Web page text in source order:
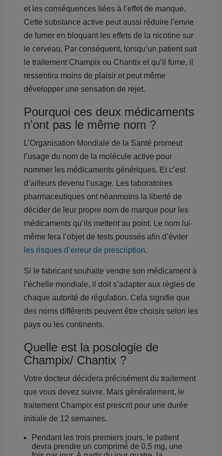
et les conséquences liées à l’effet de manque.
Cette substance active peut aussi réduire l’envie
de fumer en bloquant les effets de la nicotine sur
le cerveau. Par conséquent, lorsqu’un patient suit
le traitement Champix ou Chantix et qu’il fume, il
ressentira moins de plaisir et peut même
développer une sensation de rejet.
Pourquoi ces deux médicaments
n’ont pas le même nom ?
L’Organisation Mondiale de la Santé promeut
l’usage du nom de la molécule active pour
nommer les médicaments génériques. Et c’est
d’ailleurs devenu l’usage. Les laboratoires
pharmaceutiques ont néanmoins la liberté de
décider de leur propre nom de marque pour les
médicaments qu’ils mettent au point. Le nom lui-
même fera l’objet de tests poussés afin d’éviter
les risques d’erreur de prescription.
Si le fabricant souhaite vendre son médicament à
l’échelle mondiale, il doit s’adapter aux règles de
chaque autorité de régulation. Cela signifie que
des noms différents peuvent être choisis selon les
pays ou les continents.
Quelle est la posologie de
Champix/ Chantix ?
Votre docteur décidera précisément du traitement
que vous devez suivre. Mais généralement, le
traitement Champix est prescrit pour une durée
initiale de 12 semaines.
Pendant les trois premiers jours, le patient
devra prendre un comprimé de 0,5 mg, une